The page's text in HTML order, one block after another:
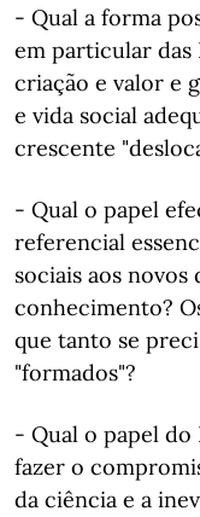
- Qual a forma
em particular das
criação e valor e
e vida social
crescente
- Qual o papel
referencial
sociais aos novos
conhecimento?
que tanto se
"formados"?
- Qual o papel do
fazer o
da ciência e a